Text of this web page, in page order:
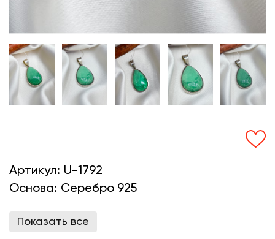
Артикул: U-1792
Основа: Серебро 925
Показать все